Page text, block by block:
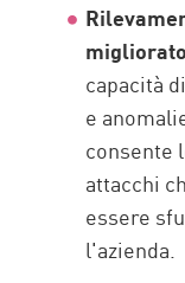
capacità
e
consente
attacchi
essere
l'azienda.